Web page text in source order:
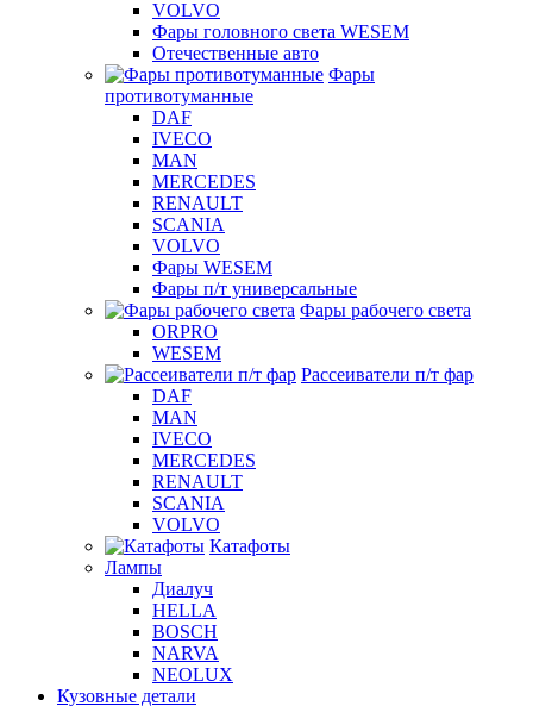
VOLVO
Фары головного света WESEM
Отечественные авто
Фары
противотуманные
DAF
IVECO
MAN
MERCEDES
RENAULT
SCANIA
VOLVO
Фары WESEM
Фары п/т универсальные
Фары рабочего света
ORPRO
WESEM
Рассеиватели п/т фар
DAF
MAN
IVECO
MERCEDES
RENAULT
SCANIA
VOLVO
Катафоты
Лампы
Диалуч
HELLA
BOSCH
NARVA
NEOLUX
Кузовные детали